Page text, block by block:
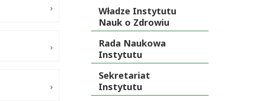
Władze Instytutu
Nauk o Zdrowiu
Rada Naukowa
Instytutu
Sekretariat
Instytutu